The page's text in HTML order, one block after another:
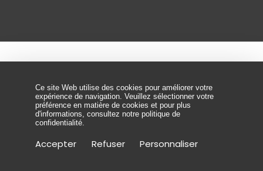
L'expertise des ingénieurs de notre département
Ce site Web utilise des cookies pour améliorer votre
expérience de navigation. Veuillez sélectionner votre
préférence en matière de cookies et pour plus
d'informations, consultez notre politique de
confidentialité
Accepter Refuser Personnaliser